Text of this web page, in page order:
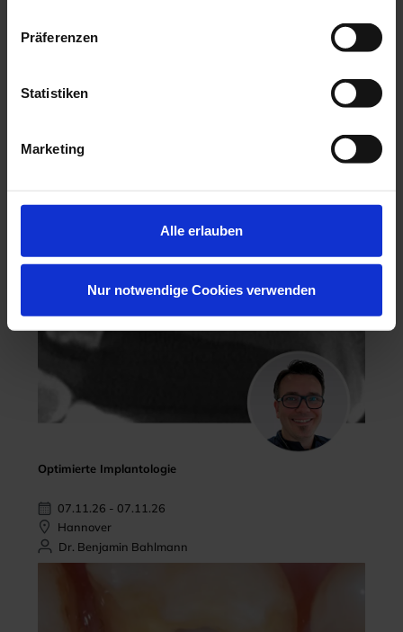
Präferenzen
Statistiken
Marketing
Alle erlauben
Nur notwendige Cookies verwenden
Hochästhetisches, nichtinvasives Veneering
Köln
Optimierte Implantologie
07.11.26 - 07.11.26
Hannover
Dr. Benjamin Bahlmann